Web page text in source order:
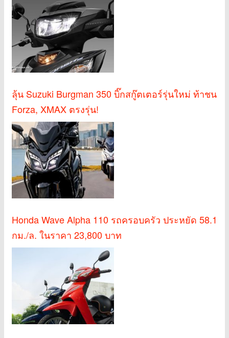
ลุ้น Suzuki Burgman 350 บิ๊กสกู๊ตเตอร์รุ่นใหม่ ท้าชน
Forza, XMAX ตรงรุ่น!
Honda Wave Alpha 110 รถครอบครัว ประหยัด 58.1
กม./ล. ในราคา 23,800 บาท